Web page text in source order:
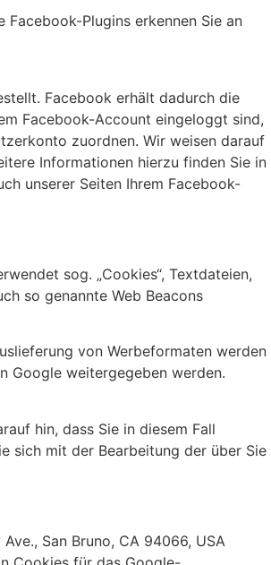
Plugins erkennen Sie an
Facebook erhält dadurch die
Facebook-Account eingeloggt sind,
zuordnen. Wir weisen darauf
Informationen hierzu finden Sie in
unserer Seiten Ihrem Facebook-
sog. „Cookies“, Textdateien,
so genannte Web Beacons
von Werbeformaten werden
Google weitergegeben werden.
hin, dass Sie in diesem Fall
sich mit der Bearbeitung der über Sie
San Bruno, CA 94066, USA